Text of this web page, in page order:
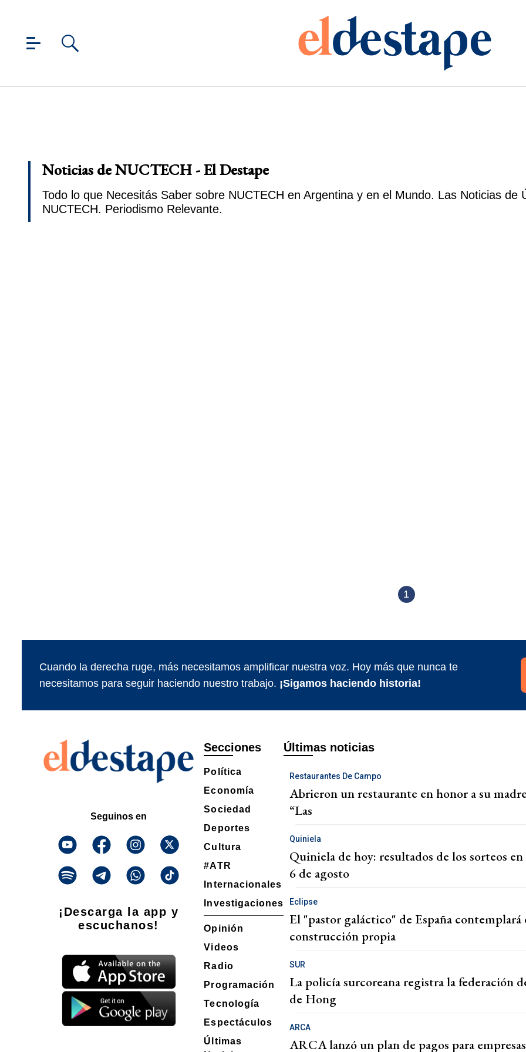
Noticias de NUCTECH - El Destape
Todo lo que Necesitás Saber sobre NUCTECH en Argentina y en el Mundo. Las Noticias
NUCTECH. Periodismo Relevante.
1
Cuando la derecha ruge, más necesitamos amplificar nuestra voz. Hoy más que nunca te
necesitamos para seguir haciendo nuestro trabajo. ¡Sigamos haciendo historia!
Seguinos en
¡Descarga la app y
escuchanos!
Secciones
Política
Economía
Sociedad
Deportes
Cultura
#ATR
Internacionales
Investigaciones
Opinión
Videos
Radio
Programación
Tecnología
Espectáculos
Últimas
Últimas noticias
Restaurantes De Campo
Abrieron un restaurante en honor a su
“Las
Quiniela
Quiniela de hoy: resultados de los sorteos
6 de agosto
Eclipse
El "pastor galáctico" de España
construcción propia
SUR
La policía surcoreana registra la federación
de Hong
ARCA
ARCA lanzó un plan de pagos para